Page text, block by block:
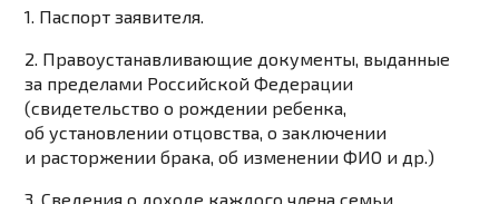
1. Паспорт заявителя.
2. Правоустанавливающие документы, выданные
за пределами Российской Федерации
(свидетельство о рождении ребенка,
об установлении отцовства, о заключении
и расторжении брака, об изменении ФИО и др.)
3. Сведения о доходе каждого члена семьи